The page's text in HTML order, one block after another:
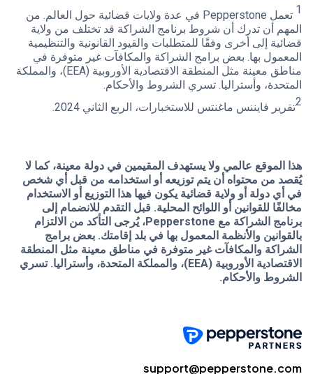
1
تعمل Pepperstone في عدة ولايات قضائية حول العالم. من
المهم أن تدرك أن شروط برنامج الشراكة قد تختلف من ولاية
قضائية إلى أخرى وفقًا للمتطلبات والقيود القانونية والتنظيمية
المعمول بها. بعض برامج الشراكة والمكافآت غير متوفرة في
مناطق معينة مثل المنطقة الاقتصادية الأوروبية (EEA)، والمملكة
المتحدة، وأستراليا. تسري الشروط والأحكام.
2تقرير فايننس ماغنتس للاستخبارات، الربع الثاني 2024.
هذا الموقع عالمي ولا يستهدف المقيمين في دولة معينة، كما لا
يُقصد من محتواه أن يتم توزيعه أو استخدامه من قبل أي شخص
في أي دولة أو ولاية قضائية يكون فيها هذا التوزيع أو الاستخدام
مخالفًا للقوانين أو اللوائح المحلية. قبل التقدم للانضمام إلى
برنامج الشراكة مع Pepperstone، يُرجى التأكد من الالتزام
بالقوانين والأنظمة المعمول بها في بلد إقامتك. بعض برامج
الشراكة والمكافآت غير متوفرة في مناطق معينة مثل المنطقة
الاقتصادية الأوروبية (EEA)، والمملكة المتحدة، وأستراليا. تسري
الشروط والأحكام.
support@pepperstone.com